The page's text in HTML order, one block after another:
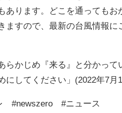
あります。どこを通ってもお
ますので、最新の台風情報に
らかじめ『来る』と分かっ
してください」(2022年7月
#ニュース